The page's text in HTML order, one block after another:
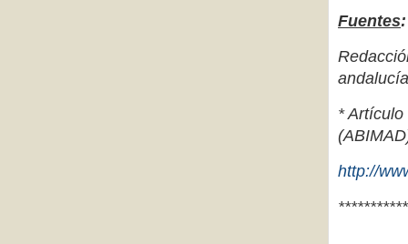
Fuentes:
andalucía
*
http://